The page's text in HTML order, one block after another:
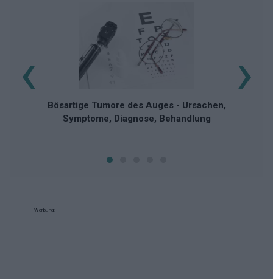
Bösartige Tumore des Auges - Ursachen,
Symptome, Diagnose, Behandlung
‹ ›
Werbung: